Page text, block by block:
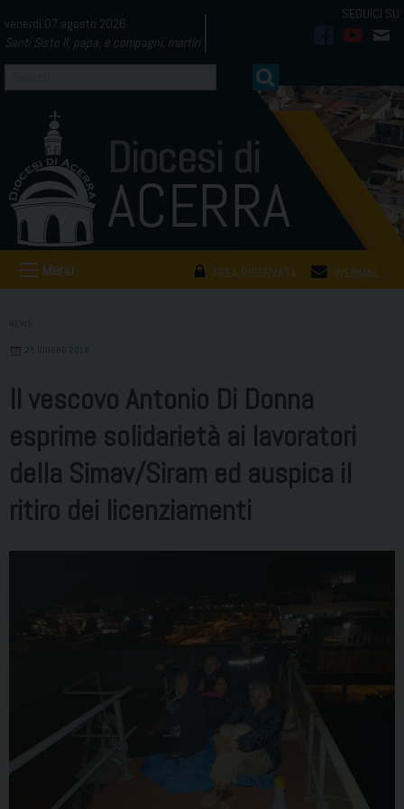
to
content
venerdì 07 agosto 2026
Santi Sisto II, papa, e compagni, martiri
AREA RISERVATA WEBMAIL
Menu
NEWS
25 GIUGNO 2018
Il vescovo Antonio Di Donna
esprime solidarietà ai lavoratori
della Simav/Siram ed auspica il
ritiro dei licenziamenti